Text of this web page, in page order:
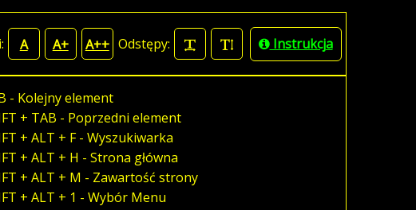
A A+ A++ Odstępy: Instrukcja
- Kolejny element
+ TAB - Poprzedni element
+ ALT + F - Wyszukiwarka
+ ALT + H - Strona główna
+ ALT + M - Zawartość strony
+ ALT + 1 - Wybór Menu